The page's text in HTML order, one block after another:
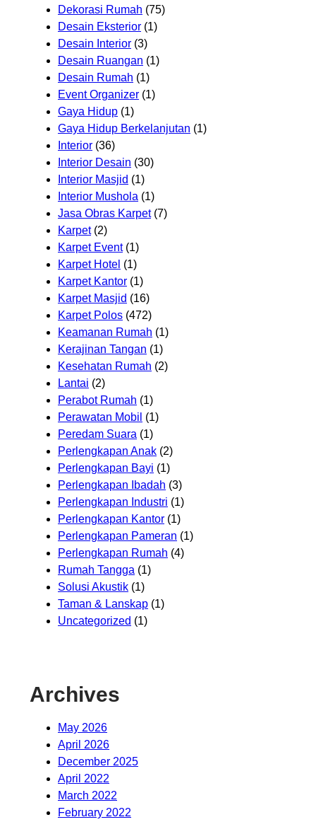
Dekorasi Rumah (75)
Desain Eksterior (1)
Desain Interior (3)
Desain Ruangan (1)
Desain Rumah (1)
Event Organizer (1)
Gaya Hidup (1)
Gaya Hidup Berkelanjutan (1)
Interior (36)
Interior Desain (30)
Interior Masjid (1)
Interior Mushola (1)
Jasa Obras Karpet(7)
Karpet(2)
Karpet Event(1)
Karpet Hotel (1)
Karpet Kantor (1)
Karpet Masjid (16)
Karpet Polos (472)
Keamanan Rumah (1)
Kerajinan Tangan (1)
Kesehatan Rumah (2)
Lantai (2)
Perabot Rumah (1)
Perawatan Mobil (1)
Peredam Suara (1)
Perlengkapan Anak (2)
Perlengkapan Bayi (1)
Perlengkapan Ibadah (3)
Perlengkapan Industri (1)
Perlengkapan Kantor (1)
Perlengkapan Pameran (1)
Perlengkapan Rumah (4)
Rumah Tangga (1)
Solusi Akustik (1)
Taman & Lanskap (1)
Uncategorized (1)
Archives
May 2026
April 2026
December 2025
April 2022
March 2022
February 2022